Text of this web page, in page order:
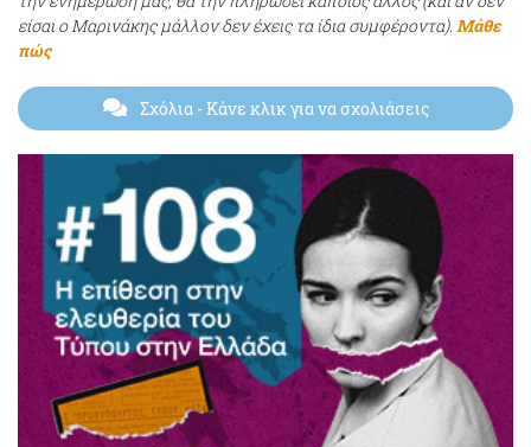
είσαι ο Μαρινάκης μάλλον δεν έχεις τα ίδια συμφέροντα). Μάθε
πώς
Σχόλια- Κάνε κλικ για να σχολιάσεις